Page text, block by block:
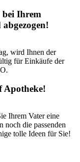
Ihrem
wird Ihnen der
für Einkäufe der
Apotheke!
Ihrem Vater eine
noch die passenden
tolle Ideen für Sie!